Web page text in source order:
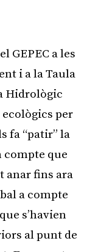
GEPEC a les
i a la Taula
Hidrològic
per
fa “patir” la
compte que
anar fins ara
a compte
s’havien
al punt de